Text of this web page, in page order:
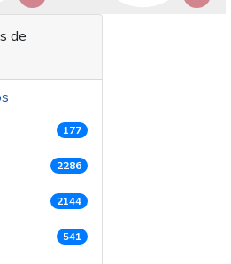
de
177
2286
2144
541